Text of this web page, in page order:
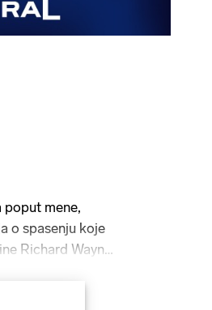
mene,
o spasenju koje
Richard Wayne